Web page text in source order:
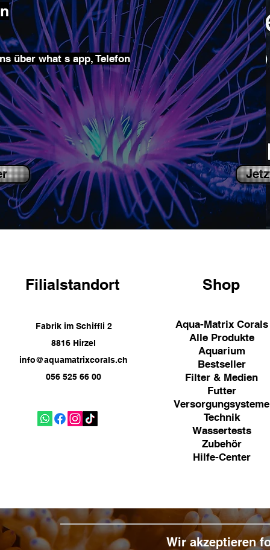
über what s app, Telefon
Filialstandort
Fabrik im Schiffli 2
8816 Hirzel
info@aquamatrixcorals.ch
056 525 66 00
Shop
Aqua-Matrix Corals
Alle Produkte
Aquarium
Bestseller
Filter & Medien
Futter
Versorgungsysteme
Technik
Wassertests
Zubehör
Hilfe-Center
Wir akzeptieren